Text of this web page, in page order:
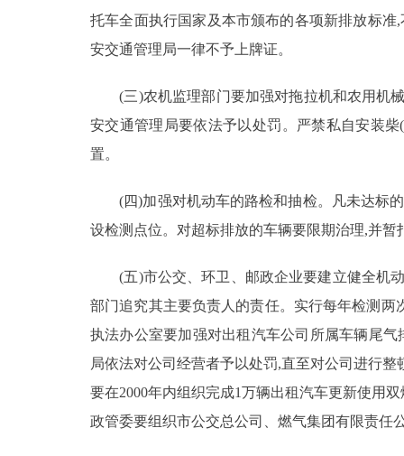
绿色北京
ENGLISH
ESPAÑOL
托车全面执行国家及本市颁布的各项新排放标
安交通管理局一律不予上牌证。
(三)农机监理部门要加强对拖拉机和农用机械
安交通管理局要依法予以处罚。严禁私自安装
置。
(四)加强对机动车的路检和抽检。凡未达标的
设检测点位。对超标排放的车辆要限期治理,并
(五)市公交、环卫、邮政企业要建立健全机动
部门追究其主要负责人的责任。实行每年检测
执法办公室要加强对出租汽车公司所属车辆尾
局依法对公司经营者予以处罚,直至对公司进行
要在2000年内组织完成1万辆出租汽车更新使用
政管委要组织市公交总公司、燃气集团有限责任